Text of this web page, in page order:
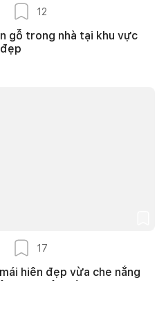
12
gỗ trong nhà tại khu vực
17
hiên đẹp vừa che nắng
cho ngôi nhà